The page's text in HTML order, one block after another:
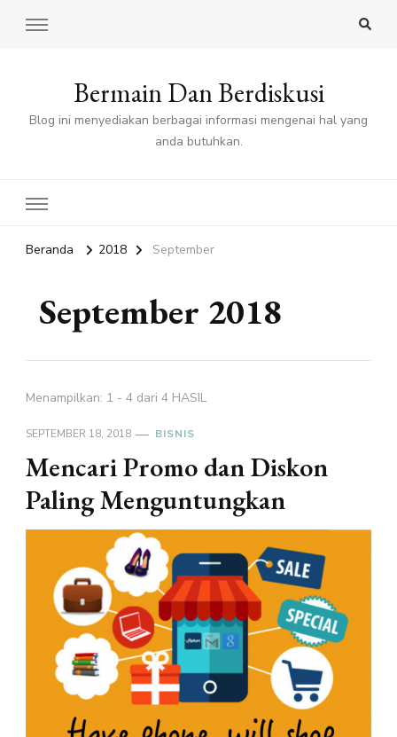
Bermain Dan Berdiskusi
Blog ini menyediakan berbagai informasi mengenai hal yang
anda butuhkan.
Beranda 2018 September
September 2018
Menampilkan: 1 - 4 dari 4 HASIL
SEPTEMBER 18, 2018 BISNIS
Mencari Promo dan Diskon
Paling Menguntungkan